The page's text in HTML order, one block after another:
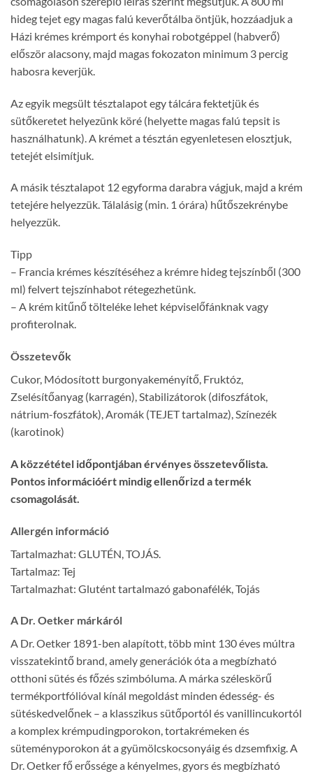
hideg tejet egy magas falú keverőtálba öntjük, hozzáadjuk a
Házi krémes krémport és konyhai robotgéppel (habverő)
először alacsony, majd magas fokozaton minimum 3 percig
habosra keverjük.
Az egyik megsült tésztalapot egy tálcára fektetjük és
sütőkeretet helyezünk köré (helyette magas falú tepsit is
használhatunk). A krémet a tésztán egyenletesen elosztjuk,
tetejét elsimítjuk.
A másik tésztalapot 12 egyforma darabra vágjuk, majd a krém
tetejére helyezzük. Tálalásig (min. 1 órára) hűtőszekrénybe
helyezzük.
Tipp
– Francia krémes készítéséhez a krémre hideg tejszínből (300
ml) felvert tejszínhabot rétegezhetünk.
– A krém kitűnő tölteléke lehet képviselőfánknak vagy
profiterolnak.
Összetevők
Cukor, Módosított burgonyakeményítő, Fruktóz,
Zselésítőanyag (karragén), Stabilizátorok (difoszfátok,
nátrium-foszfátok), Aromák (TEJET tartalmaz), Színezék
(karotinok)
A közzététel időpontjában érvényes összetevőlista.
Pontos információért mindig ellenőrizd a termék
csomagolását.
Allergén információ
Tartalmazhat: GLUTÉN, TOJÁS.
Tartalmaz: Tej
Tartalmazhat: Glutént tartalmazó gabonafélék, Tojás
A Dr. Oetker márkáról
A Dr. Oetker 1891-ben alapított, több mint 130 éves múltra
visszatekintő brand, amely generációk óta a megbízható
otthoni sütés és főzés szimbóluma. A márka széleskörű
termékportfólióval kínál megoldást minden édesség- és
sütéskedvelőnek – a klasszikus sütőportól és vanillincukortól
a komplex krémpudingporokon, tortakrémeken és
süteményporokon át a gyümölcskocsonyáig és dzsemfixig. A
Dr. Oetker fő erőssége a kényelmes, gyors és megbízható